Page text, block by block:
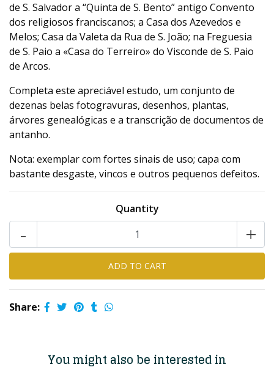
de S. Salvador a “Quinta de S. Bento” antigo Convento
dos religiosos franciscanos; a Casa dos Azevedos e
Melos; Casa da Valeta da Rua de S. João; na Freguesia
de S. Paio a «Casa do Terreiro» do Visconde de S. Paio
de Arcos.
Completa este apreciável estudo, um conjunto de
dezenas belas fotogravuras, desenhos, plantas,
árvores genealógicas e a transcrição de documentos de
antanho.
Nota: exemplar com fortes sinais de uso; capa com
bastante desgaste, vincos e outros pequenos defeitos.
Quantity
+
-
Share:
You might also be interested in